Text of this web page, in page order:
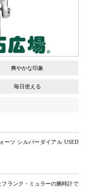
爽やかな印象
毎日使える
ーツ シルバーダイアル USED
ランク・ミュラーの腕時計で